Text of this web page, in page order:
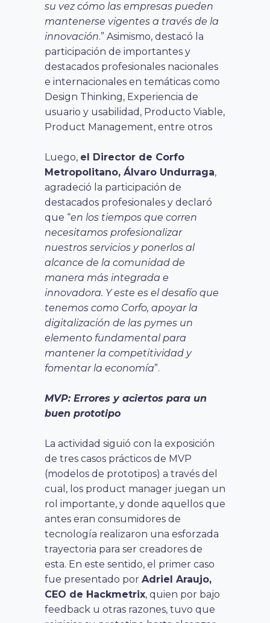
su vez cómo las empresas pueden
mantenerse vigentes a través de la
innovación.” Asimismo, destacó la
participación de importantes y
destacados profesionales nacionales
e internacionales en temáticas como
Design Thinking, Experiencia de
usuario y usabilidad, Producto Viable,
Product Management, entre otros
Luego, el Director de Corfo
Metropolitano, Álvaro Undurraga,
agradeció la participación de
destacados profesionales y declaró
que “en los tiempos que corren
necesitamos profesionalizar
nuestros servicios y ponerlos al
alcance de la comunidad de
manera más integrada e
innovadora. Y este es el desafío que
tenemos como Corfo, apoyar la
digitalización de las pymes un
elemento fundamental para
mantener la competitividad y
fomentar la economía”.
MVP: Errores y aciertos para un
buen prototipo
La actividad siguió con la exposición
de tres casos prácticos de MVP
(modelos de prototipos) a través del
cual, los product manager juegan un
rol importante, y donde aquellos que
antes eran consumidores de
tecnología realizaron una esforzada
trayectoria para ser creadores de
esta. En este sentido, el primer caso
fue presentado por Adriel Araujo,
CEO de Hackmetrix, quien por bajo
feedback u otras razones, tuvo que